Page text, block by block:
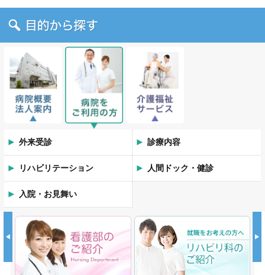
外来受診 診療内容
リハビリテーション 人間ドック・健診
入院・お見舞い
Previous